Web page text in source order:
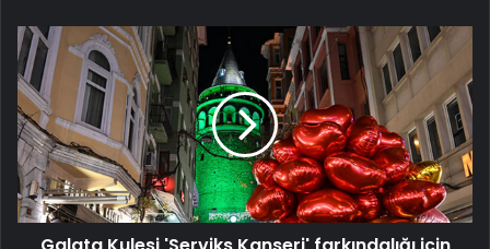
Galata
Kulesi
'Serviks
Kanseri'
farkındalığı
için
yeşile
büründü